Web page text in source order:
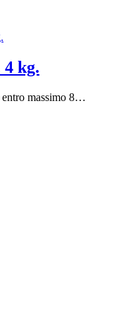
kg.
entro massimo 8…